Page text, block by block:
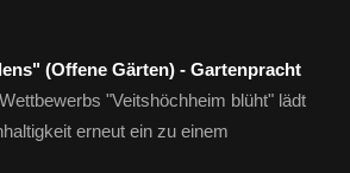
(Offene Gärten) - Gartenpracht
"Veitshöchheim blüht" lädt
erneut ein zu einem